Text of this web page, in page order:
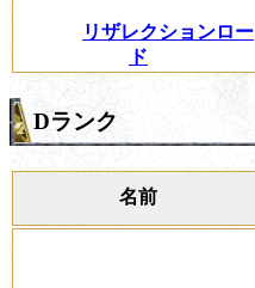
リザレクションロー
ド
Dランク
名前